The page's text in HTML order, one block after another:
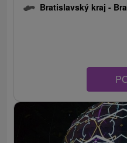
Bratislavský kraj -